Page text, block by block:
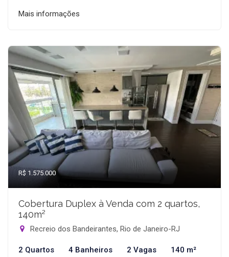
Mais informações
R$ 1.575.000
Cobertura Duplex à Venda com 2 quartos,
140m²
Recreio dos Bandeirantes, Rio de Janeiro-RJ
2 Quartos 4 Banheiros 2 Vagas 140 m²